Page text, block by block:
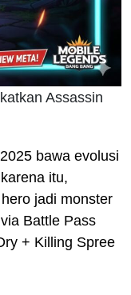
Assassin
bawa evolusi
itu,
jadi monster
Battle Pass
+ Killing Spree